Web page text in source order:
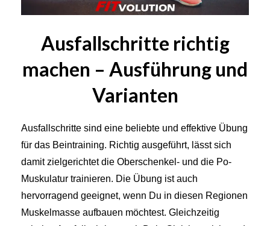
Ausfallschritte richtig
machen – Ausführung und
Varianten
Ausfallschritte sind eine beliebte und effektive Übung
für das Beintraining. Richtig ausgeführt, lässt sich
damit zielgerichtet die Oberschenkel- und die Po-
Muskulatur trainieren. Die Übung ist auch
hervorragend geeignet, wenn Du in diesen Regionen
Muskelmasse aufbauen möchtest. Gleichzeitig